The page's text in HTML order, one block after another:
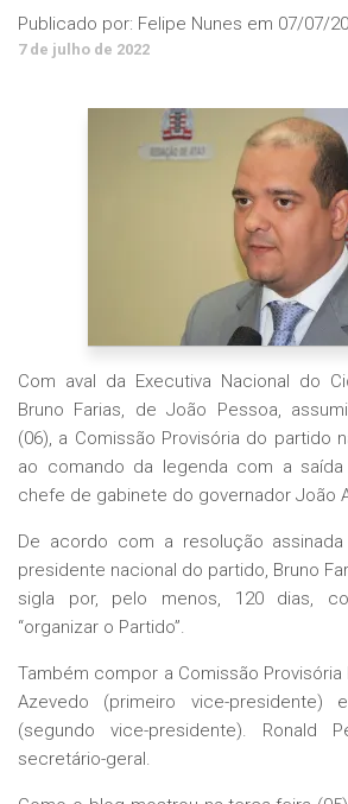
Publicado por: Felipe Nunes em 07/07/
7 de julho de 2022
Com aval da Executiva Nacional do
Bruno Farias, de João Pessoa,
(06), a Comissão Provisória do partido
ao comando da legenda com a saída
chefe de gabinete do governador João
De acordo com a resolução
presidente nacional do partido, Bruno
sigla por, pelo menos, 120 dias,
“organizar o Partido”.
Também compor a Comissão Provisória
Azevedo (primeiro vice-presidente)
(segundo vice-presidente). Ronald
secretário-geral.